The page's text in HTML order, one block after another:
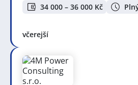
34 000 – 36 000 Kč
včerejší